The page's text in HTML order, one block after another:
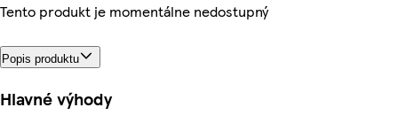
Tento produkt je momentálne nedostupný
Popis produktu
Hlavné výhody